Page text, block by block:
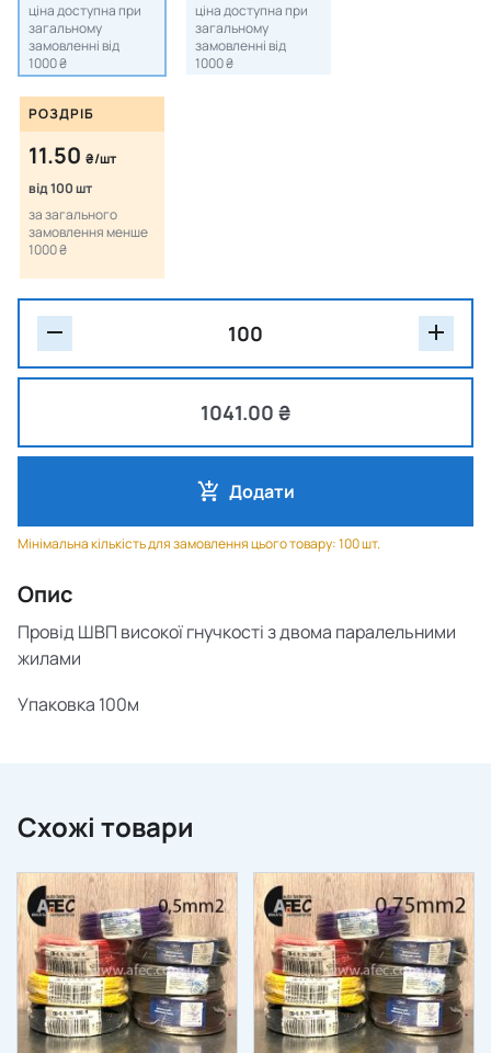
ціна доступна при
загальному
замовленні від
1000 ₴
ціна доступна при
загальному
замовленні від
1000 ₴
РОЗДРІБ
11.50 ₴/шт
від 100 шт
за загального
замовлення менше
1000 ₴
1041.00 ₴
Додати
Мінімальна кількість для замовлення цього товару: 100 шт.
Опис
Провід ШВП високої гнучкості з двома паралельними
жилами
Упаковка 100м
Схожі товари